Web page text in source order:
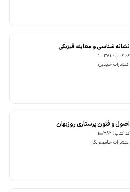
نشانه شناسی و معاینه فیزیکی
کد کتاب : 100381
انتشارات حیدری
اصول و فنون پرستاری روزبهان
کد کتاب : 100382
انتشارات جامعه نگر